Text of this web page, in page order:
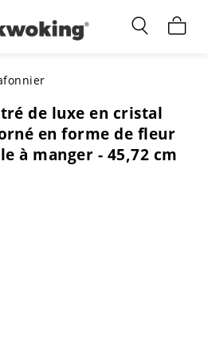
salon
SALON
intérieur
de luxe en cristal
en forme de fleur
à manger - 45,72 cm